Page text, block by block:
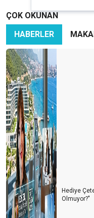
ÇOK OKUNAN
HABERLER
Hediye
Olmuyor?"